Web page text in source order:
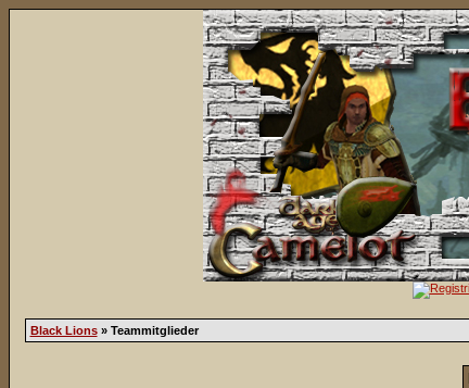
Black Lions» Teammitglieder